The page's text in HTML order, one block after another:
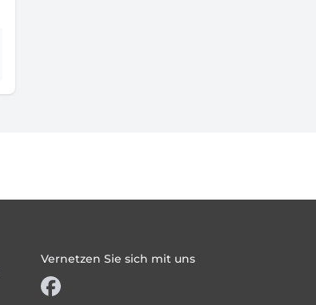
Vernetzen Sie sich mit uns